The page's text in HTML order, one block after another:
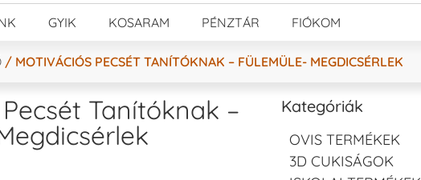
GYIK KOSARAM PÉNZTÁR FIÓKOM
/ MOTIVÁCIÓS PECSÉT TANÍTÓKNAK – FÜLEMÜLE- MEGDICSÉRLEK
Tanítóknak –
Kategóriák
OVIS TERMÉKEK
3D CUKISÁGOK